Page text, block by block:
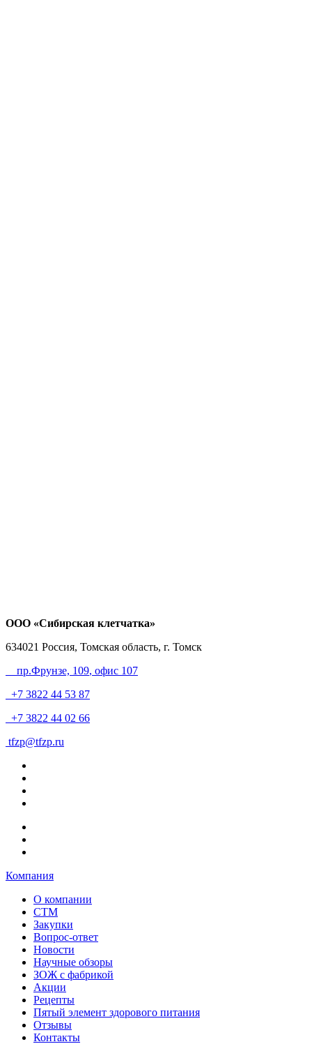
ООО «Сибирская клетчатка»
634021 Россия, Томская область, г. Томск
пр.Фрунзе, 109, офис 107
+7 3822 44 53 87
+7 3822 44 02 66
tfzp@tfzp.ru
Компания
О компании
СТМ
Закупки
Вопрос-ответ
Новости
Научные обзоры
ЗОЖ с фабрикой
Акции
Рецепты
Пятый элемент здорового питания
Отзывы
Контакты